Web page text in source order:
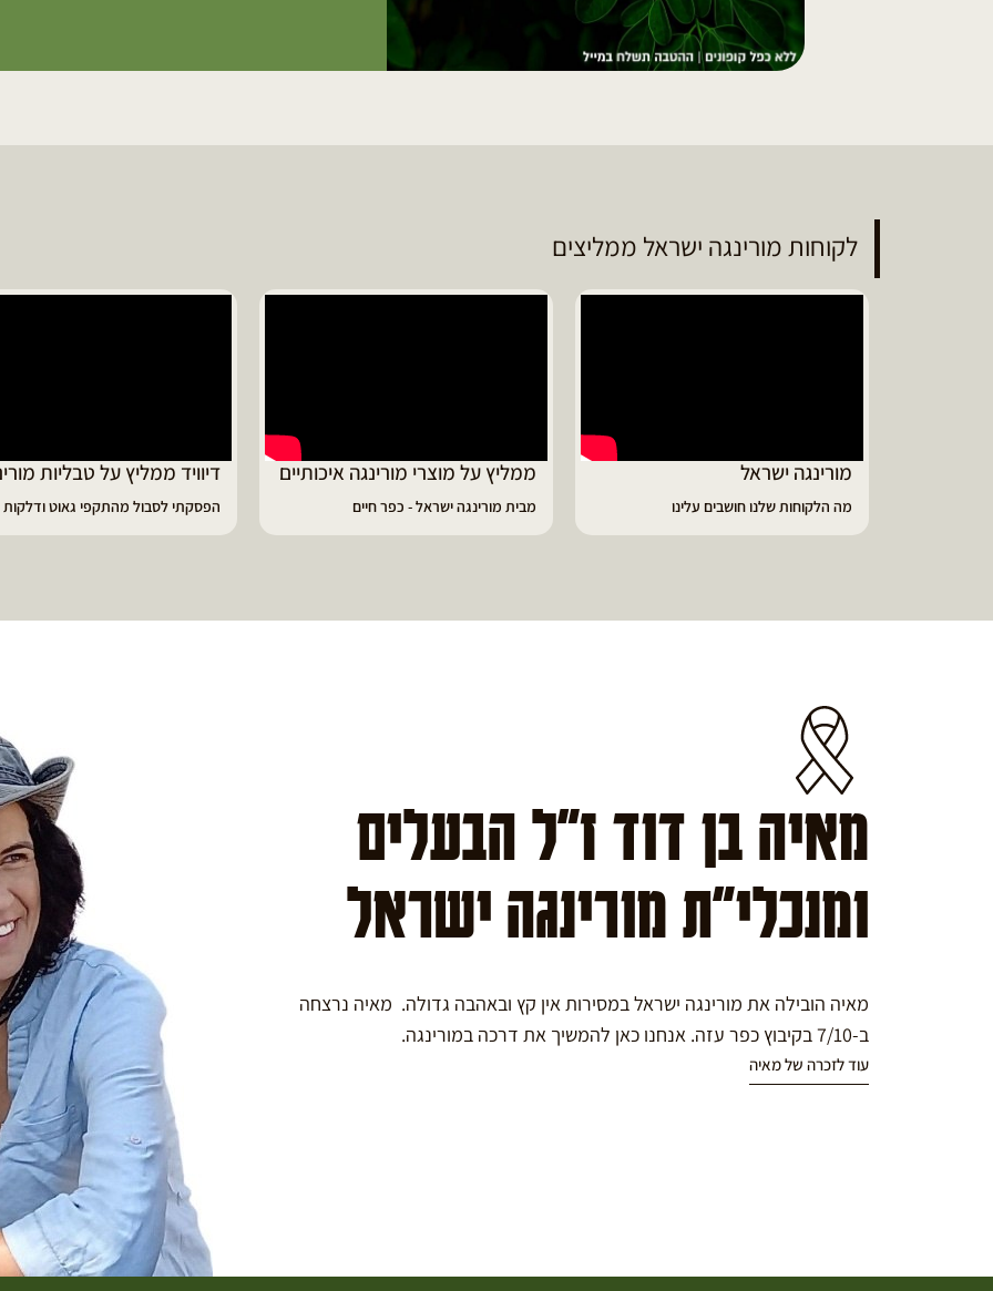
לקוחות מורינגה ישראל ממליצים
ממליץ על מוצרי מורינגה איכותיים
מבית מורינגה ישראל - כפר חיים
דיוויד ממליץ על טבליות מורינגה
הפסקתי לסבול מהתקפי גאוט ודלקות
מוריה ממליצה
פיתרון מעולה לאמהות ולחיזוק הגוף
מאיה בן דוד ז"ל הבעלים
ומנכלי"ת מורינגה ישראל
מאיה הובילה את מורינגה ישראל במסירות אין קץ ובאהבה גדולה. מאיה נרצחה
ב-7/10 בקיבוץ כפר עזה. אנחנו כאן להמשיך את דרכה במורינגה.
עוד לזכרה של מאיה